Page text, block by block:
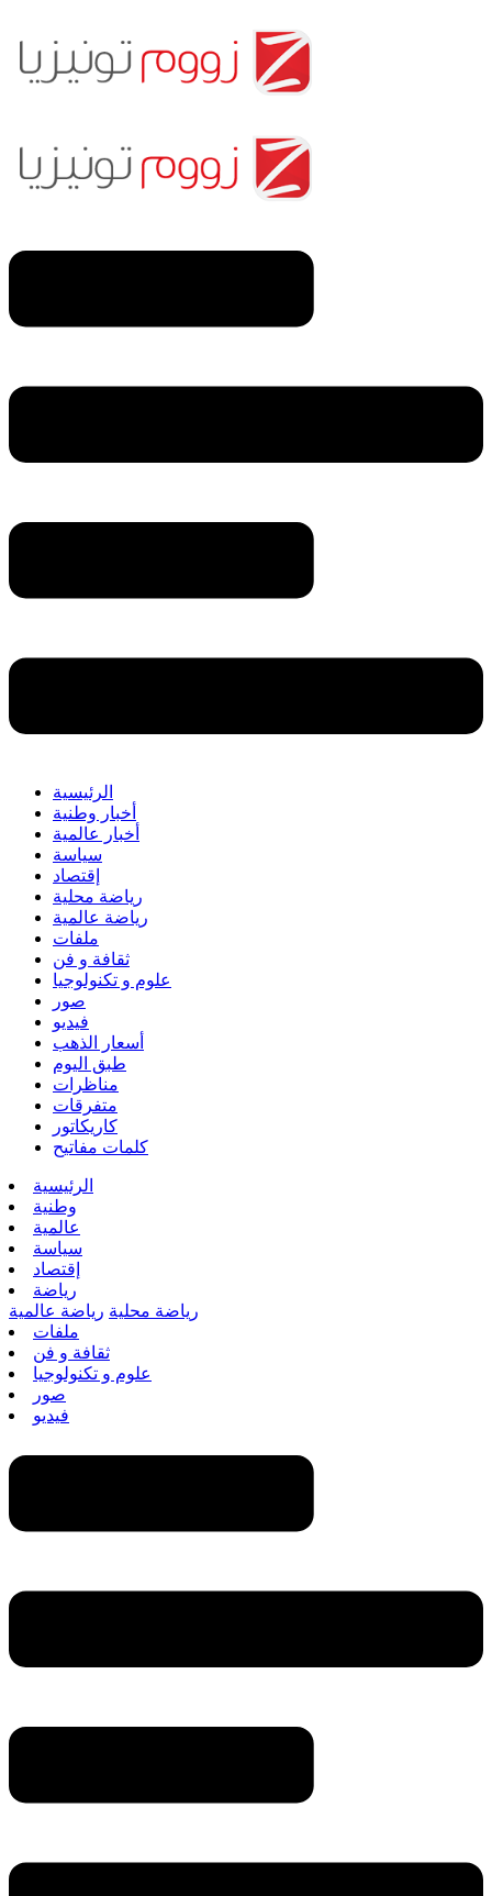
الرئيسية
أخبار وطنية
أخبار عالمية
سياسة
إقتصاد
رياضة محلية
رياضة عالمية
ملفات
ثقافة و فن
علوم و تكنولوجيا
صور
فيديو
أسعار الذهب
طبق اليوم
مناظرات
متفرقات
كاريكاتور
كلمات مفاتيح
الرئيسية
وطنية
عالمية
سياسة
إقتصاد
رياضة
رياضة محلية رياضة عالمية
ملفات
ثقافة و فن
علوم و تكنولوجيا
صور
فيديو